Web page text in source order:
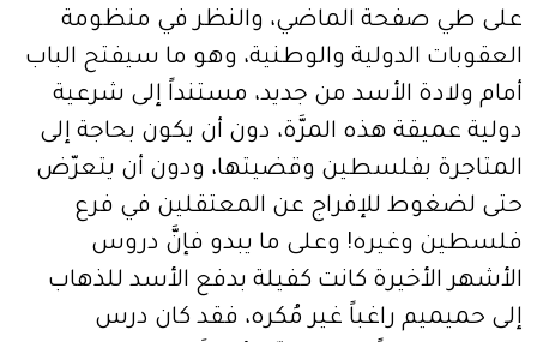
على طي صفحة الماضي، والنظر في منظومة
العقوبات الدولية والوطنية، وهو ما سيفتح الباب
أمام ولادة الأسد من جديد، مستنداً إلى شرعية
دولية عميقة هذه المرَّة، دون أن يكون بحاجة إلى
المتاجرة بفلسطين وقضيتها، ودون أن يتعرّض
حتى لضغوط للإفراج عن المعتقلين في فرع
فلسطين وغيره! وعلى ما يبدو فإنَّ دروس
الأشهر الأخيرة كانت كفيلة بدفع الأسد للذهاب
إلى حميميم راغباً غير مُكره، فقد كان درس